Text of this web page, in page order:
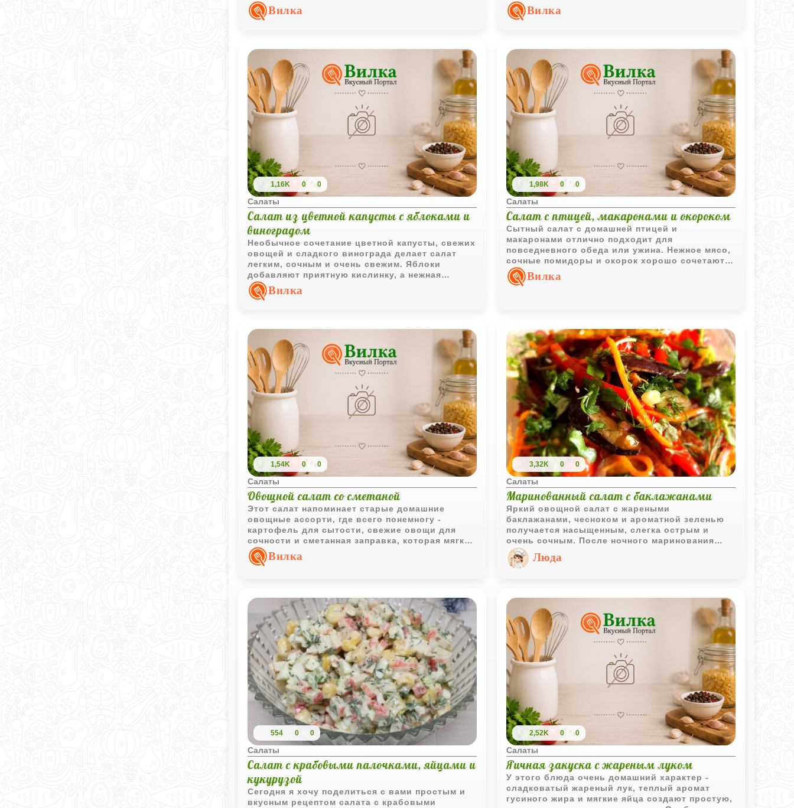
выразительным без лишней тяжести.
Вилка
подходит к повседневным горячим блюдам.
Вилка
1,16K 0 0
Салаты
Салат из цветной капусты с яблоками и
виноградом
Необычное сочетание цветной капусты, свежих
овощей и сладкого винограда делает салат
легким, сочным и очень свежим. Яблоки
добавляют приятную кислинку, а нежная
заправка мягко объединяет все вкусы.
Вилка
1,98K 0 0
Салаты
Салат с птицей, макаронами и окороком
Сытный салат с домашней птицей и
макаронами отлично подходит для
повседневного обеда или ужина. Нежное мясо,
сочные помидоры и окорок хорошо сочетаются
с майонезной заправкой, а сам салат
получается простым, но очень насыщенным по
Вилка
1,54K 0 0
Салаты
Овощной салат со сметаной
Этот салат напоминает старые домашние
овощные ассорти, где всего понемногу -
картофель для сытости, свежие овощи для
сочности и сметанная заправка, которая мягко
объединяет все вкусы вместе.
Вилка
3,32K 0 0
Салаты
Маринованный салат с баклажанами
Яркий овощной салат с жареными
баклажанами, чесноком и ароматной зеленью
получается насыщенным, слегка острым и
очень сочным. После ночного маринования
вкус становится еще более выразительным и
глубоким.
Люда
554 0 0
Салаты
Салат с крабовыми палочками, яйцами и
кукурузой
Сегодня я хочу поделиться с вами простым и
вкусным рецептом салата с крабовыми
2,52K 0 0
Салаты
Яичная закуска с жареным луком
У этого блюда очень домашний характер -
сладковатый жареный лук, теплый аромат
гусиного жира и мягкие яйца создают простую,